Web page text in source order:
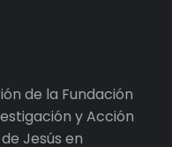
de la Fundación
y Acción
Jesús en